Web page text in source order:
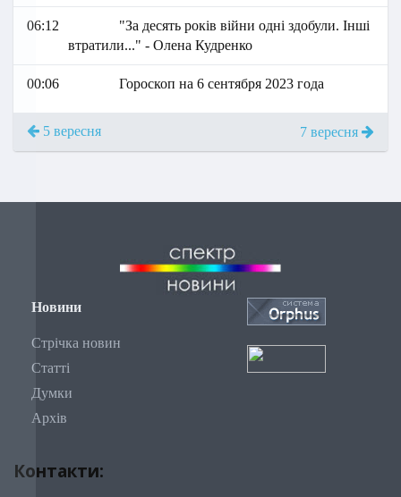
06:12
"За десять років війни одні здобули. Інші
втратили..." - Олена Кудренко
00:06 Гороскоп на 6 сентября 2023 года
5 вересня 7 вересня
Новини
Стрічка новин
Статті
Думки
Архів
Контакти: